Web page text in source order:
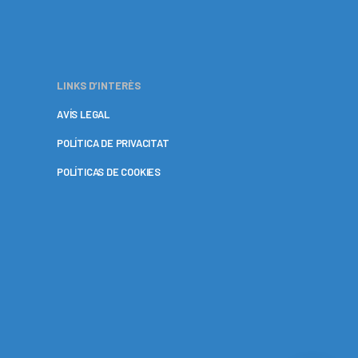
LINKS D’INTERÈS
AVÍS LEGAL
POLÍTICA DE PRIVACITAT
POLÍTICAS DE COOKIES